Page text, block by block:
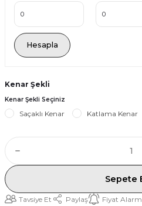
Hesapla
Kenar Şekli
Kenar Şekli Seçiniz
Saçaklı Kenar Katlama Kenar
Sepete
Tavsiye Et Paylaş Fiyat